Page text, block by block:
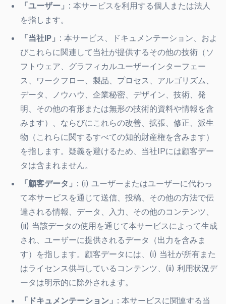
「ユーザー」 : 本サービスを利用する個人または法人
を指します。
「当社IP」 : 本サービス、ドキュメンテーション、およ
びこれらに関連して当社が提供するその他の技術（ソ
フトウェア、グラフィカルユーザーインターフェー
ス、ワークフロー、製品、プロセス、アルゴリズム、
データ、ノウハウ、企業秘密、デザイン、技術、発
明、その他の有形または無形の技術的資料や情報を含
みます）、ならびにこれらの改善、拡張、修正、派生
物（これらに関するすべての知的財産権を含みます）
を指します。疑義を避けるため、当社IPには顧客デー
タは含まれません。
「顧客データ」 : (i) ユーザーまたはユーザーに代わっ
て本サービスを通じて送信、投稿、その他の方法で伝
達される情報、データ、入力、その他のコンテンツ、
(ii) 当該データの使用を通じて本サービスによって生成
され、ユーザーに提供されるデータ（出力を含みま
す）を指します。顧客データには、(i) 当社が所有また
はライセンス供与しているコンテンツ、(ii) 利用状況デ
ータは明示的に除外されます。
「ドキュメンテーション」 : 本サービスに関連する当